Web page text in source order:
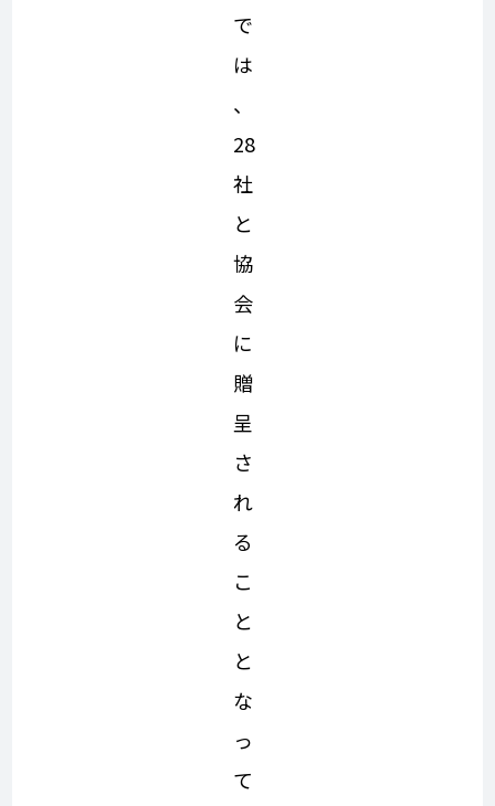
で
は
、
28
社
と
協
会
に
贈
呈
さ
れ
る
こ
と
と
な
っ
て